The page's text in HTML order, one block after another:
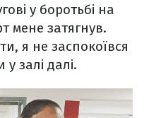
у боротьбі на
мене затягнув.
я не заспокоївся
залі далі.